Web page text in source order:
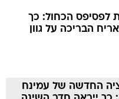
לפסיפס הכחול: כך
הבריכה על גוון
החדשה של עמינח